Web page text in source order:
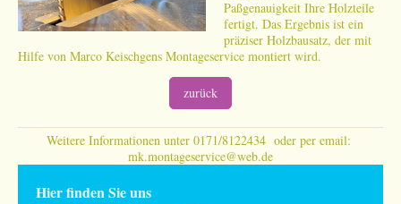
Paßgenauigkeit Ihre Holzteile
fertigt. Das Ergebnis ist ein
präziser Holzbausatz, der mit
Hilfe von Marco Keischgens Montageservice montiert wird.
zurück
Weitere Informationen unter 0171/8122434 oder per email:
mk.montageservice@web.de
Hier finden Sie uns